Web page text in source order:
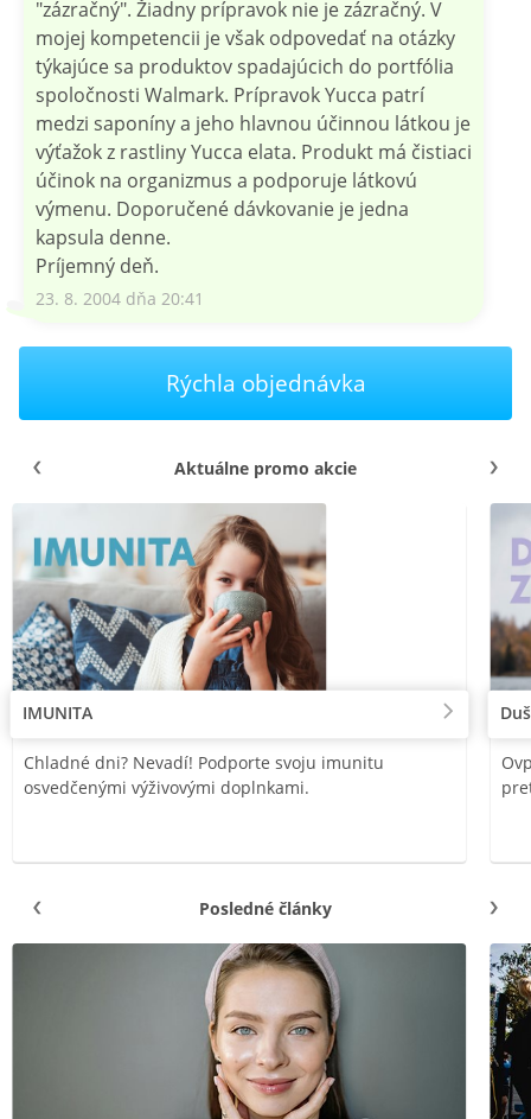
"zázračný". Žiadny prípravok nie je zázračný. V
mojej kompetencii je však odpovedať na otázky
týkajúce sa produktov spadajúcich do portfólia
spoločnosti Walmark. Prípravok Yucca patrí
medzi saponíny a jeho hlavnou účinnou látkou je
výťažok z rastliny Yucca elata. Produkt má čistiaci
účinok na organizmus a podporuje látkovú
výmenu. Doporučené dávkovanie je jedna
kapsula denne.
Príjemný deň.
23. 8. 2004 dňa 20:41
Rýchla objednávka
Aktuálne promo akcie
IMUNITA
Chladné dni? Nevadí! Podporte svoju imunitu
osvedčenými výživovými doplnkami.
Posledné články